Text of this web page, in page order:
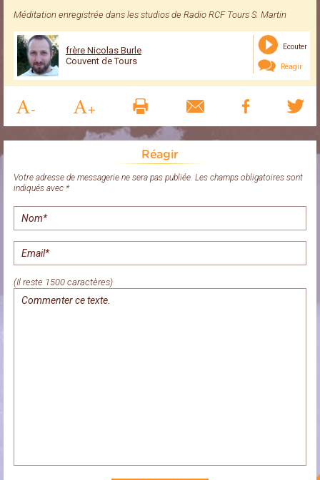
Méditation enregistrée dans les studios de Radio RCF Tours S. Martin
frère Nicolas Burle
Couvent de Tours
Ecouter
Réagir
Réagir
Votre adresse de messagerie ne sera pas publiée. Les champs obligatoires sont
indiqués avec *
(Il reste 1500 caractères)